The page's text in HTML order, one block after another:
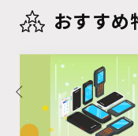
おすすめ